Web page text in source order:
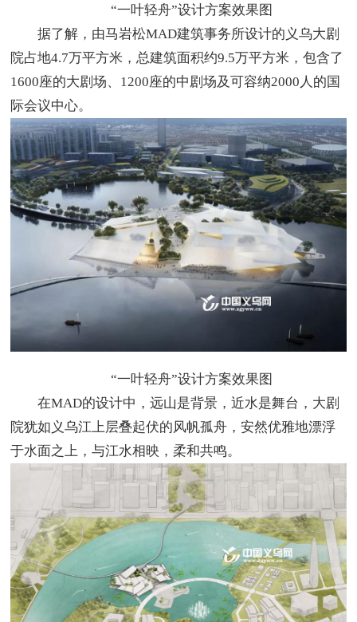
“一叶轻舟”设计方案效果图
据了解，由马岩松MAD建筑事务所设计的义乌大剧
院占地4.7万平方米，总建筑面积约9.5万平方米，包含了
1600座的大剧场、1200座的中剧场及可容纳2000人的国
际会议中心。
“一叶轻舟”设计方案效果图
在MAD的设计中，远山是背景，近水是舞台，大剧
院犹如义乌江上层叠起伏的风帆孤舟，安然优雅地漂浮
于水面之上，与江水相映，柔和共鸣。